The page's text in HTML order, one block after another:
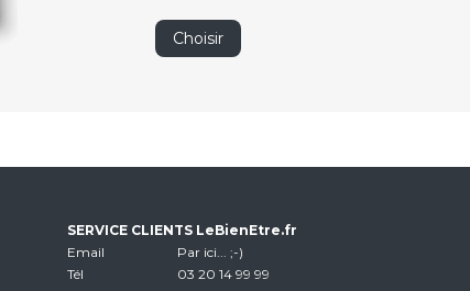
Choisir
SERVICE CLIENTS LeBienEtre.fr
Email
Par ici... ;-)
Tél
03 20 14 99 99